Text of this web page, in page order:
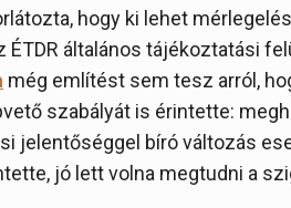
hogy ki lehet
ÉTDR általános tájékoztatási
még említést sem tesz arról,
szabályát is érintette:
jelentőséggel bíró változás
jó lett volna megtudni a